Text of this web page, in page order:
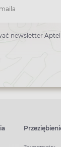
newsletter